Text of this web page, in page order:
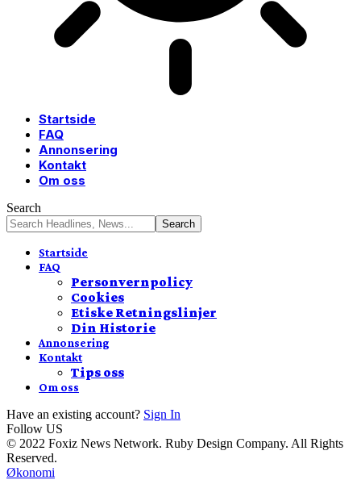
Startside
FAQ
Annonsering
Kontakt
Om oss
Search
Startside
FAQ
Personvernpolicy
Cookies
Etiske Retningslinjer
Din Historie
Annonsering
Kontakt
Tips oss
Om oss
Have an existing account? Sign In
Follow US
© 2022 Foxiz News Network. Ruby Design Company. All Rights
Reserved.
Økonomi